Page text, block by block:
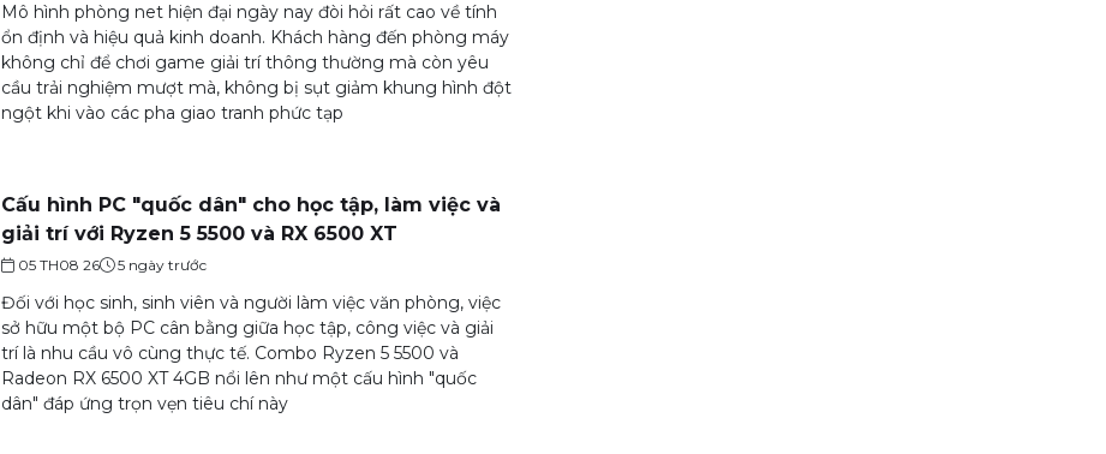
Mô hình phòng net hiện đại ngày nay đòi hỏi rất cao về tính
ổn định và hiệu quả kinh doanh. Khách hàng đến phòng máy
không chỉ để chơi game giải trí thông thường mà còn yêu
cầu trải nghiệm mượt mà, không bị sụt giảm khung hình đột
ngột khi vào các pha giao tranh phức tạp
Cấu hình PC "quốc dân" cho học tập, làm việc và
giải trí với Ryzen 5 5500 và RX 6500 XT
05 TH08 26 5 ngày trước
Đối với học sinh, sinh viên và người làm việc văn phòng, việc
sở hữu một bộ PC cân bằng giữa học tập, công việc và giải
trí là nhu cầu vô cùng thực tế. Combo Ryzen 5 5500 và
Radeon RX 6500 XT 4GB nổi lên như một cấu hình "quốc
dân" đáp ứng trọn vẹn tiêu chí này